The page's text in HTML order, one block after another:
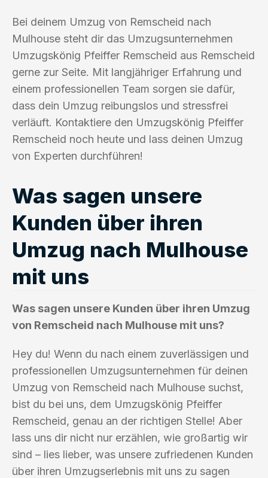
Bei deinem Umzug von Remscheid nach
Mulhouse steht dir das Umzugsunternehmen
Umzugskönig Pfeiffer Remscheid aus Remscheid
gerne zur Seite. Mit langjähriger Erfahrung und
einem professionellen Team sorgen sie dafür,
dass dein Umzug reibungslos und stressfrei
verläuft. Kontaktiere den Umzugskönig Pfeiffer
Remscheid noch heute und lass deinen Umzug
von Experten durchführen!
Was sagen unsere
Kunden über ihren
Umzug nach Mulhouse
mit uns
Was sagen unsere Kunden über ihren Umzug
von Remscheid nach Mulhouse mit uns?
Hey du! Wenn du nach einem zuverlässigen und
professionellen Umzugsunternehmen für deinen
Umzug von Remscheid nach Mulhouse suchst,
bist du bei uns, dem Umzugskönig Pfeiffer
Remscheid, genau an der richtigen Stelle! Aber
lass uns dir nicht nur erzählen, wie großartig wir
sind – lies lieber, was unsere zufriedenen Kunden
über ihren Umzugserlebnis mit uns zu sagen